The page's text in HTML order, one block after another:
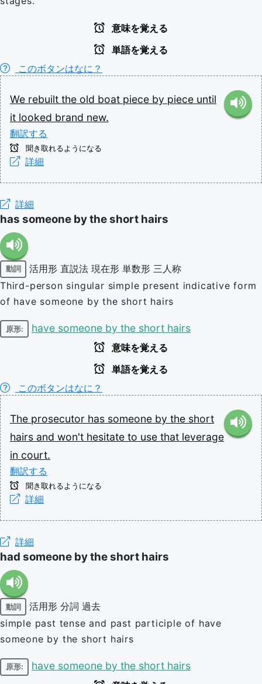
意味を覚える
単語を覚える
このボタンはなに？
We rebuilt the old boat piece by piece until
it looked brand new.
翻訳する
聞き取れるようになる
詳細
詳細
has someone by the short hairs
動詞 活用形 直説法 現在形 単数形 三人称
Third-person singular simple present indicative form
of have someone by the short hairs
原形: have someone by the short hairs
意味を覚える
単語を覚える
このボタンはなに？
The prosecutor has someone by the short
hairs and won't hesitate to use that leverage
in court.
翻訳する
聞き取れるようになる
詳細
詳細
had someone by the short hairs
動詞 活用形 分詞 過去
simple past tense and past participle of have
someone by the short hairs
原形: have someone by the short hairs